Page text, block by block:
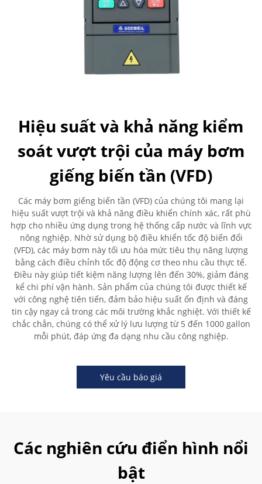
Hiệu suất và khả năng kiểm
soát vượt trội của máy bơm
giếng biến tần (VFD)
Các máy bơm giếng biến tần (VFD) của chúng tôi mang lại
hiệu suất vượt trội và khả năng điều khiển chính xác, rất phù
hợp cho nhiều ứng dụng trong hệ thống cấp nước và lĩnh vực
nông nghiệp. Nhờ sử dụng bộ điều khiển tốc độ biến đổi
(VFD), các máy bơm này tối ưu hóa mức tiêu thụ năng lượng
bằng cách điều chỉnh tốc độ động cơ theo nhu cầu thực tế.
Điều này giúp tiết kiệm năng lượng lên đến 30%, giảm đáng
kể chi phí vận hành. Sản phẩm của chúng tôi được thiết kế
với công nghệ tiên tiến, đảm bảo hiệu suất ổn định và đáng
tin cậy ngay cả trong các môi trường khắc nghiệt. Với thiết kế
chắc chắn, chúng có thể xử lý lưu lượng từ 5 đến 1000 gallon
mỗi phút, đáp ứng đa dạng nhu cầu công nghiệp.
Yêu cầu báo giá
Các nghiên cứu điển hình nổi
bật